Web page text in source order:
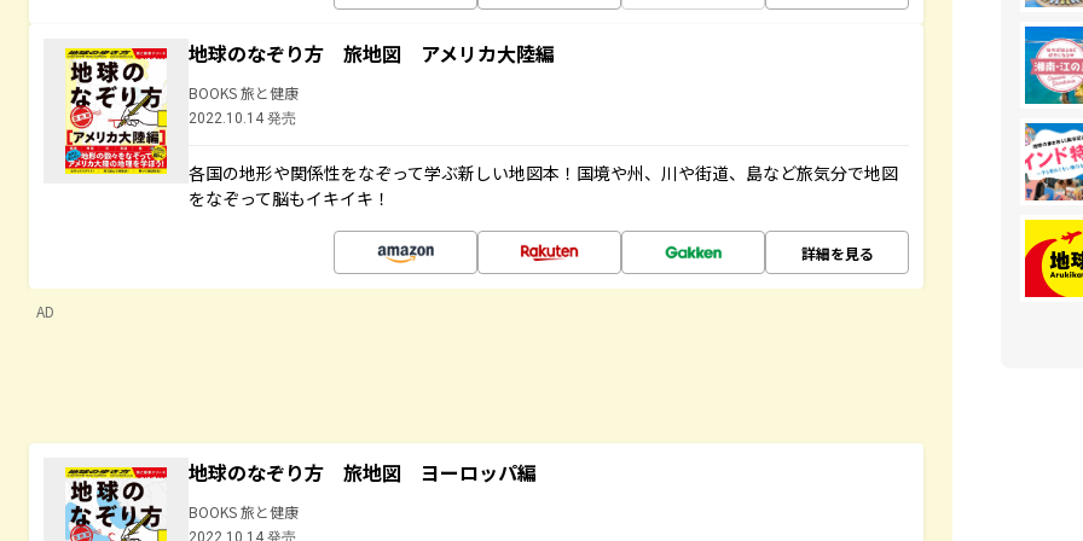
地球のなぞり方 旅地図 アメリカ大陸編
BOOKS 旅と健康
2022.10.14 発売
各国の地形や関係性をなぞって学ぶ新しい地図本！国境や州、川や街道、島など旅気分で地図
をなぞって脳もイキイキ！
詳細を見る
AD
地球のなぞり方 旅地図 ヨーロッパ編
BOOKS 旅と健康
2022.10.14 発売